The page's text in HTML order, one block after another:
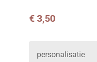
€ 3,50
personalisatie